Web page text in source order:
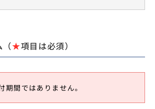
（★項目は必須）
期間ではありません。